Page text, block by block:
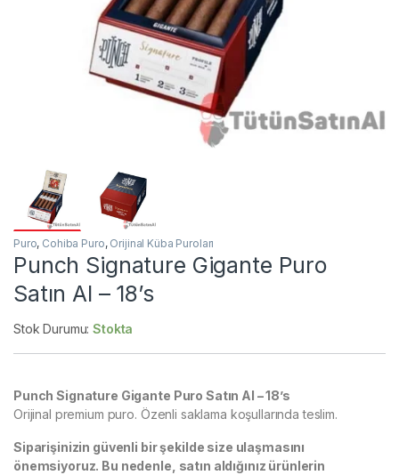
Puro, Cohiba Puro, Orijinal Küba Puroları
Punch Signature Gigante Puro
Satın Al – 18’s
Stok Durumu:Stokta
Punch Signature Gigante Puro Satın Al – 18’s
Orijinal premium puro. Özenli saklama koşullarında teslim.
Siparişinizin güvenli bir şekilde size ulaşmasını
önemsiyoruz. Bu nedenle, satın aldığınız ürünlerin